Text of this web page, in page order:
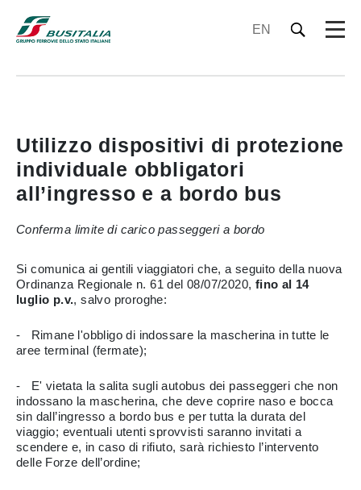
EN
Utilizzo dispositivi di protezione
individuale obbligatori
all’ingresso e a bordo bus
Conferma limite di carico passeggeri a bordo
Si comunica ai gentili viaggiatori che, a seguito della nuova
Ordinanza Regionale n. 61 del 08/07/2020, fino al 14
luglio p.v., salvo proroghe:
- Rimane l'obbligo di indossare la mascherina in tutte le
aree terminal (fermate);
- E' vietata la salita sugli autobus dei passeggeri che non
indossano la mascherina, che deve coprire naso e bocca
sin dall’ingresso a bordo bus e per tutta la durata del
viaggio; eventuali utenti sprovvisti saranno invitati a
scendere e, in caso di rifiuto, sarà richiesto l’intervento
delle Forze dell’ordine;